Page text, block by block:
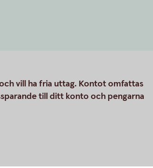
vill ha fria uttag. Kontot omfattas
till ditt konto och pengarna